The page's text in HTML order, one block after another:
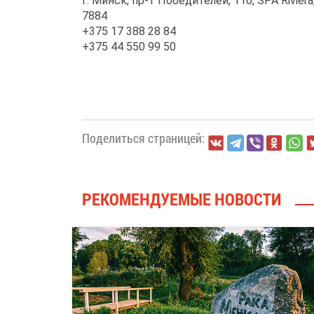
7884
+375 17 388 28 84
+375 44 550 99 50
Поделиться страницей:
РЕКОМЕНДУЕМЫЕ НОВОСТИ